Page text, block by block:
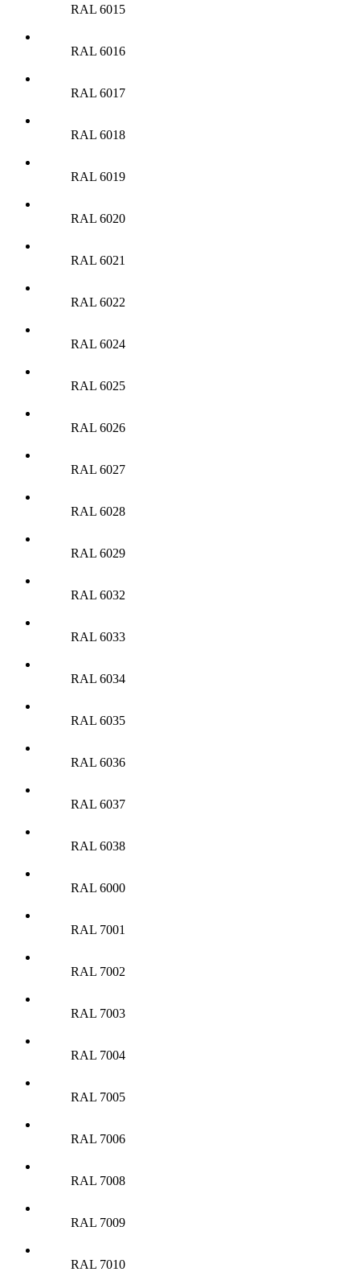
RAL 6015
RAL 6016
RAL 6017
RAL 6018
RAL 6019
RAL 6020
RAL 6021
RAL 6022
RAL 6024
RAL 6025
RAL 6026
RAL 6027
RAL 6028
RAL 6029
RAL 6032
RAL 6033
RAL 6034
RAL 6035
RAL 6036
RAL 6037
RAL 6038
RAL 6000
RAL 7001
RAL 7002
RAL 7003
RAL 7004
RAL 7005
RAL 7006
RAL 7008
RAL 7009
RAL 7010